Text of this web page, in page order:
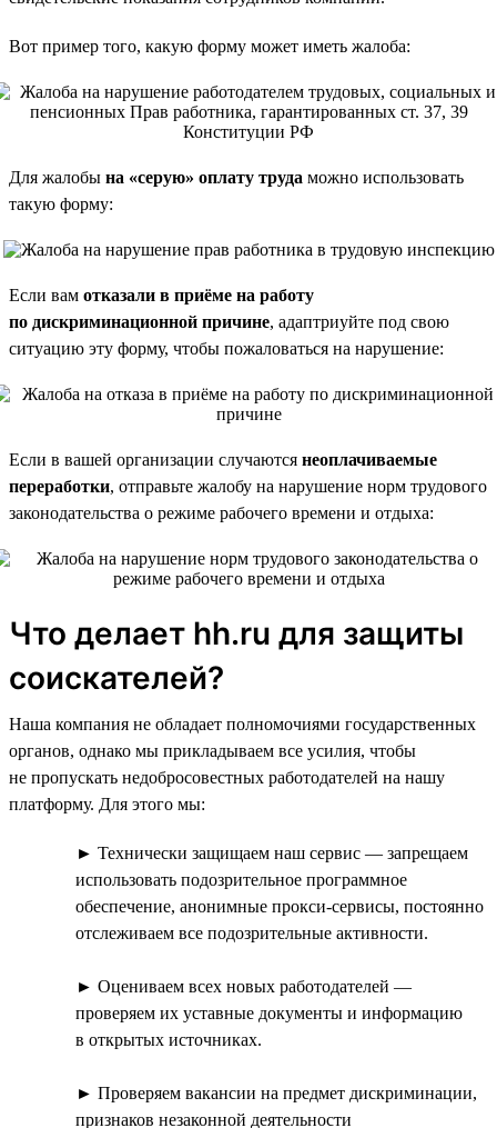
Вот пример того, какую форму может иметь жалоба:
Для жалобы на «серую» оплату труда можно использовать
такую форму:
Если вам отказали в приёме на работу
по дискриминационной причине, адаптриуйте под свою
ситуацию эту форму, чтобы пожаловаться на нарушение:
Если в вашей организации случаются неоплачиваемые
переработки, отправьте жалобу на нарушение норм трудового
законодательства о режиме рабочего времени и отдыха:
Что делает hh.ru для защиты
соискателей?
Наша компания не обладает полномочиями государственных
органов, однако мы прикладываем все усилия, чтобы
не пропускать недобросовестных работодателей на нашу
платформу. Для этого мы:
► Технически защищаем наш сервис — запрещаем
использовать подозрительное программное
обеспечение, анонимные прокси-сервисы, постоянно
отслеживаем все подозрительные активности.
► Оцениваем всех новых работодателей —
проверяем их уставные документы и информацию
в открытых источниках.
► Проверяем вакансии на предмет дискриминации,
признаков незаконной деятельности